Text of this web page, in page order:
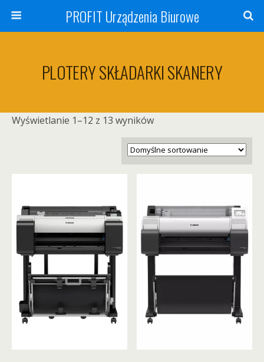
PROFIT Urządzenia Biurowe
PLOTERY SKŁADARKI SKANERY
Wyświetlanie 1–12 z 13 wyników